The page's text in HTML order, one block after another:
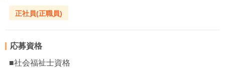
正社員(正職員)
応募資格
■社会福祉士資格